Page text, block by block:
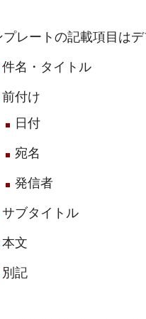
プレートの記載項目は
件名・タイトル
前付け
日付
宛名
発信者
サブタイトル
本文
別記